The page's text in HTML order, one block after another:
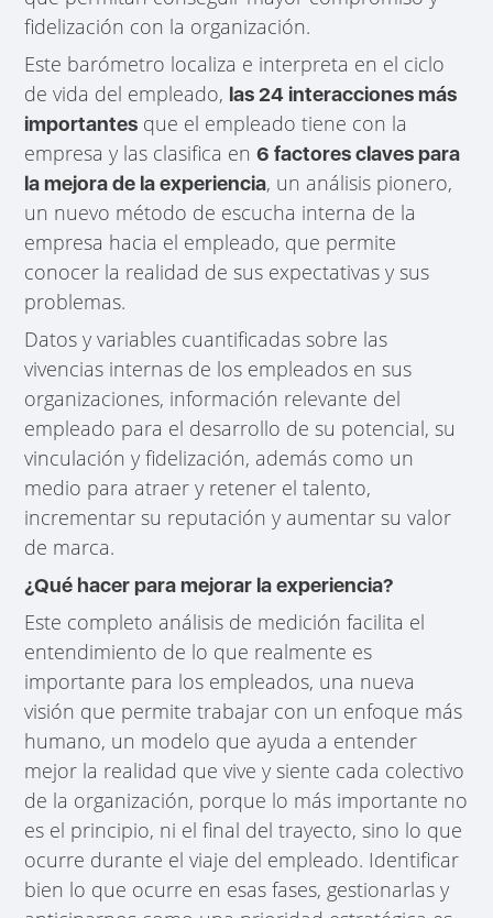
fidelización con la organización.
Este barómetro localiza e interpreta en el ciclo
de vida del empleado, las 24 interacciones más
importantes que el empleado tiene con la
empresa y las clasifica en6 factores claves para
la mejora de la experiencia, un análisis pionero,
un nuevo método de escucha interna de la
empresa hacia el empleado, que permite
conocer la realidad de sus expectativas y sus
problemas.
Datos y variables cuantificadas sobre las
vivencias internas de los empleados en sus
organizaciones, información relevante del
empleado para el desarrollo de su potencial, su
vinculación y fidelización, además como un
medio para atraer y retener el talento,
incrementar su reputación y aumentar su valor
de marca.
¿Qué hacer para mejorar la experiencia?
Este completo análisis de medición facilita el
entendimiento de lo que realmente es
importante para los empleados, una nueva
visión que permite trabajar con un enfoque más
humano, un modelo que ayuda a entender
mejor la realidad que vive y siente cada colectivo
de la organización, porque lo más importante no
es el principio, ni el final del trayecto, sino lo que
ocurre durante el viaje del empleado. Identificar
bien lo que ocurre en esas fases, gestionarlas y